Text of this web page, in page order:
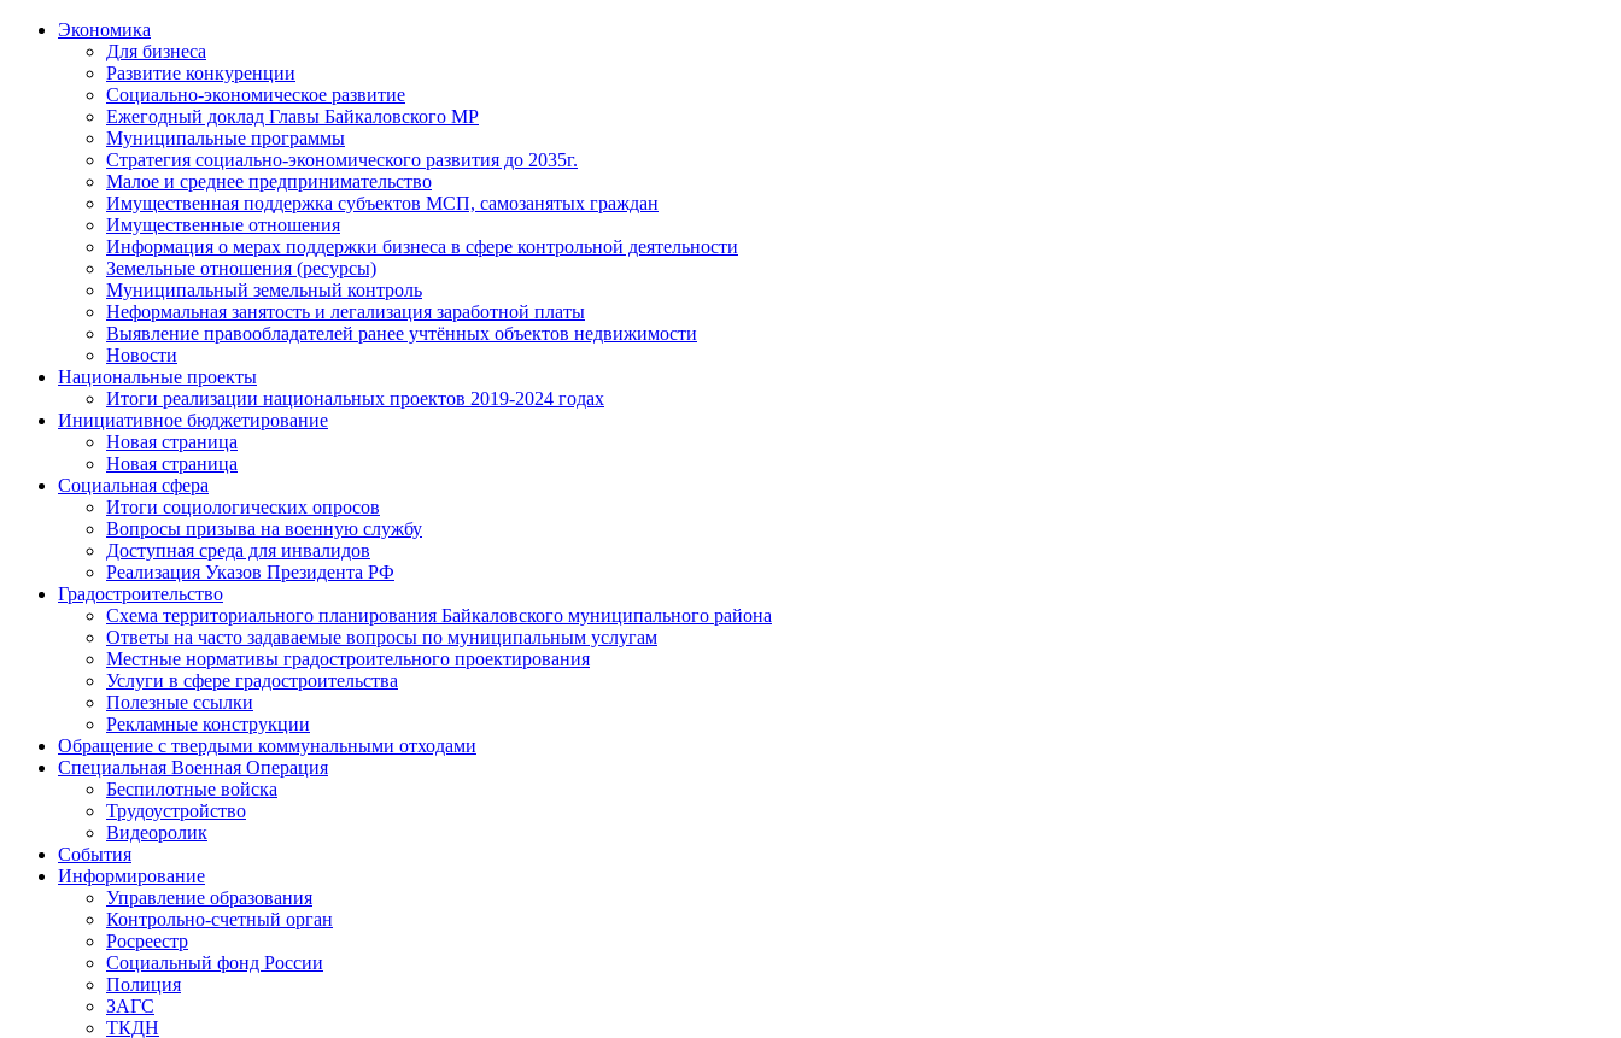
Экономика
Для бизнеса
Развитие конкуренции
Социально-экономическое развитие
Ежегодный доклад Главы Байкаловского МР
Муниципальные программы
Стратегия социально-экономического развития до 2035г.
Малое и среднее предпринимательство
Имущественная поддержка субъектов МСП, самозанятых граждан
Имущественные отношения
Информация о мерах поддержки бизнеса в сфере контрольной деятельности
Земельные отношения (ресурсы)
Муниципальный земельный контроль
Неформальная занятость и легализация заработной платы
Выявление правообладателей ранее учтённых объектов недвижимости
Новости
Национальные проекты
Итоги реализации национальных проектов 2019-2024 годах
Инициативное бюджетирование
Новая страница
Новая страница
Социальная сфера
Итоги социологических опросов
Вопросы призыва на военную службу
Доступная среда для инвалидов
Реализация Указов Президента РФ
Градостроительство
Схема территориального планирования Байкаловского муниципального района
Ответы на часто задаваемые вопросы по муниципальным услугам
Местные нормативы градостроительного проектирования
Услуги в сфере градостроительства
Полезные ссылки
Рекламные конструкции
Обращение с твердыми коммунальными отходами
Специальная Военная Операция
Беспилотные войска
Трудоустройство
Видеоролик
События
Информирование
Управление образования
Контрольно-счетный орган
Росреестр
Социальный фонд России
Полиция
ЗАГС
ТКДН